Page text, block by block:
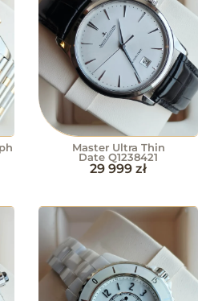
Master Ultra Thin
Date Q1238421
29 999 zł